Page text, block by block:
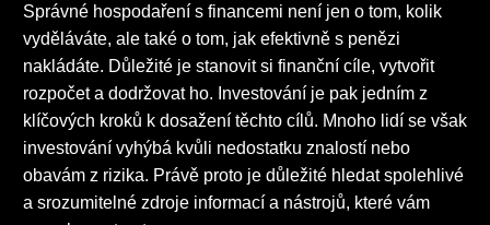
Správné hospodaření s financemi není jen o tom, kolik
vyděláváte, ale také o tom, jak efektivně s penězi
nakládáte. Důležité je stanovit si finanční cíle, vytvořit
rozpočet a dodržovat ho. Investování je pak jedním z
klíčových kroků k dosažení těchto cílů. Mnoho lidí se však
investování vyhýbá kvůli nedostatku znalostí nebo
obavám z rizika. Právě proto je důležité hledat spolehlivé
a srozumitelné zdroje informací a nástrojů, které vám